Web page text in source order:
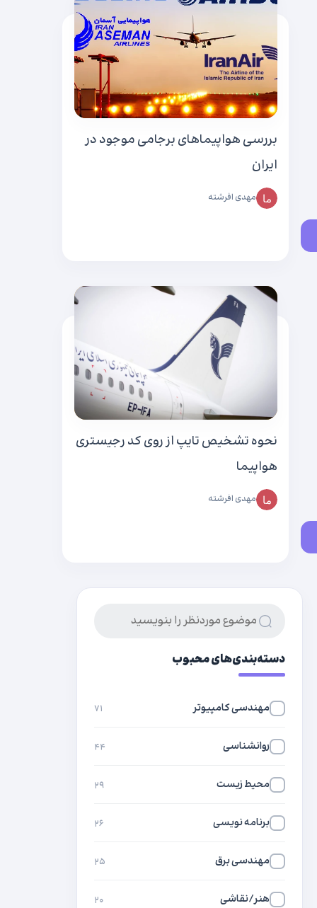
بررسی هواپیماهای برجامی موجود در
ایران
مهدی افرشته
نحوه تشخیص تایپ از روی کد رجیستری
هواپیما
مهدی افرشته
دسته‌بندی‌های محبوب
مهندسی کامپیوتر ۷۱
روانشناسی ۴۴
محیط زیست ۲۹
برنامه نویسی ۲۶
مهندسی برق ۲۵
هنر/نقاشی ۲۰